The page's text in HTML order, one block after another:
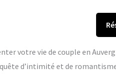
votre vie de couple en
d’intimité et de